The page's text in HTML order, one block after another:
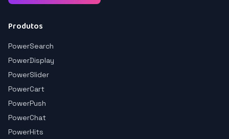
Produtos
PowerSearch
PowerDisplay
PowerSlider
PowerCart
PowerPush
PowerChat
PowerHits